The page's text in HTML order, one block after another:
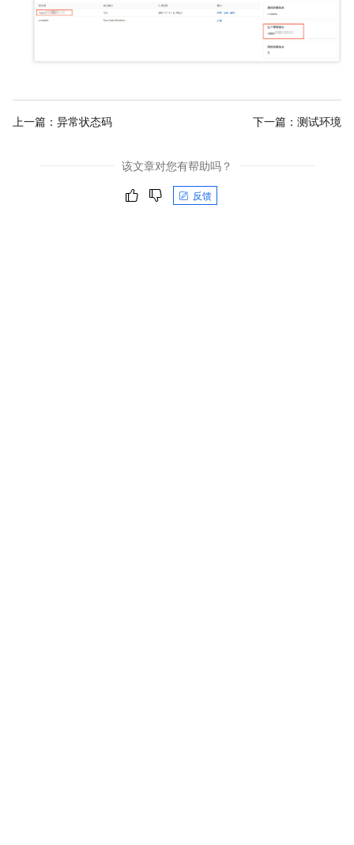
上一篇： 异常状态码 下一篇： 测试环境
该文章对您有帮助吗？
反馈